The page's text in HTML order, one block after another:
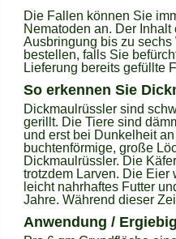
Die Fallen können Sie
Nematoden an. Der
Ausbringung bis zu
bestellen, falls Sie
Lieferung bereits gefüllte
So erkennen Sie
Dickmaulrüssler sind
gerillt. Die Tiere sind
und erst bei Dunkelheit
buchtenförmige, große
Dickmaulrüssler. Die
trotzdem Larven. Die Eier
leicht nahrhaftes Futter
Jahre. Während dieser
Anwendung /